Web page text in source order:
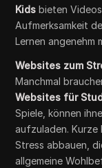
Kids bieten
Aufmerksamkeit
Lernen angenehm
Websites zum
Manchmal
Websites für
Spiele, können
aufzuladen. Kurze
Stress abbauen,
allgemeine